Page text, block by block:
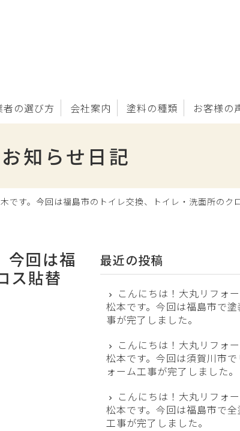
者の選び方 会社案内 塗料の種類 お客様の
知らせ日記
です。今回は福島市のトイレ交換、トイレ・洗面所のク
今回は福
ス貼替
最近の投稿
こんにちは！大丸リフォ
松本です。今回は福島市で塗
事が完了しました。
こんにちは！大丸リフォ
松本です。今回は須賀川市で
ォーム工事が完了しました。
こんにちは！大丸リフォ
松本です。今回は福島市で全
工事が完了しました。